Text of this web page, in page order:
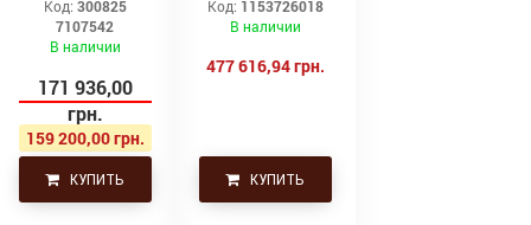
(181D,TL) Ізраіль
Код: 300825
7107542
В наличии
171 936,00
грн.
159 200,00 грн.
КУПИТЬ
Код: 1153726018
В наличии
477 616,94 грн.
КУПИТЬ